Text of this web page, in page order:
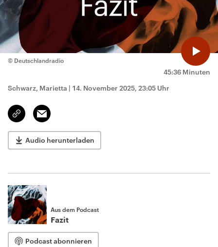
45:36 Minuten
© Deutschlandradio
Schwarz, Marietta | 14. November 2025, 23:05 Uhr
Link
kopieren/teilen
Email
Audio herunterladen
Aus dem Podcast
Fazit
Podcast abonnieren